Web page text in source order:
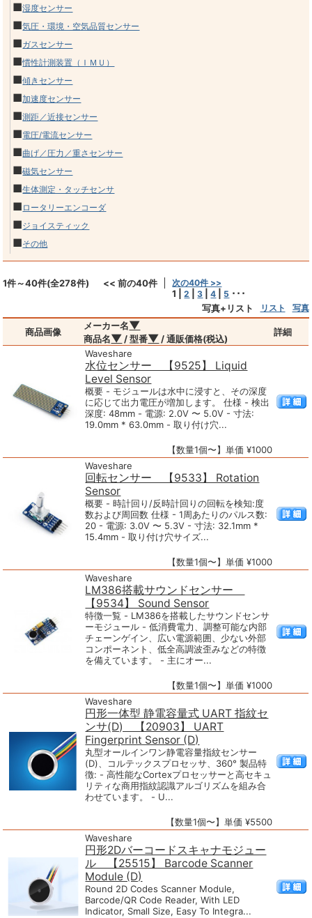
■湿度センサー
■気圧・環境・空気品質センサー
■ガスセンサー
■慣性計測装置（ＩＭＵ）
■傾きセンサー
■加速度センサー
■測距／近接センサー
■電圧/電流センサー
■曲げ／圧力／重さセンサー
■磁気センサー
■生体測定・タッチセンサ
■ ロータリーエンコーダ
■ジョイスティック
■その他
1件～40件(全278件) << 前の40件 次の40件 >>
1 |2 |3 |4 5 ･･･
写真+リスト
リスト 写真
商品画像
メーカー名▼
商品名▼ / 型番▼ / 通販価格(税込)
詳細
Waveshare
水位センサー 【9525】 Liquid
Level Sensor
概要 - モジュールは水中に浸すと、その深度
に応じて出力電圧が増加します。 仕様 - 検出
深度: 48mm - 電源: 2.0V 〜 5.0V - 寸法:
19.0mm * 63.0mm - 取り付け穴...
【数量1個〜】単価 ¥1000
Waveshare
回転センサー 【9533】 Rotation
Sensor
概要 - 時計回り/反時計回りの回転を検知:度
数および周回数 仕様 - 1周あたりのパルス数:
20 - 電源: 3.0V 〜 5.3V - 寸法: 32.1mm *
15.4mm - 取り付け穴サイズ...
【数量1個〜】単価 ¥1000
Waveshare
LM386搭載サウンドセンサー
【9534】 Sound Sensor
特徴一覧 - LM386を搭載したサウンドセンサ
ーモジュール - 低消費電力、調整可能な内部
チェーンゲイン、広い電源範囲、少ない外部
コンポーネント、低全高調波歪みなどの特徴
を備えています。 - 主にオー...
【数量1個〜】単価 ¥1000
Waveshare
円形一体型 静電容量式 UART 指紋セ
ンサ(D) 【20903】 UART
Fingerprint Sensor (D)
丸型オールインワン静電容量指紋センサー
(D)、コルテックスプロセッサ、360° 製品特
徴: - 高性能なCortexプロセッサーと高セキュ
リティな商用指紋認識アルゴリズムを組み合
わせています。 - U...
【数量1個〜】単価 ¥5500
Waveshare
円形2Dバーコードスキャナモジュー
ル 【25515】 Barcode Scanner
Module (D)
Round 2D Codes Scanner Module,
Barcode/QR Code Reader, With LED
Indicator, Small Size, Easy To Integra...